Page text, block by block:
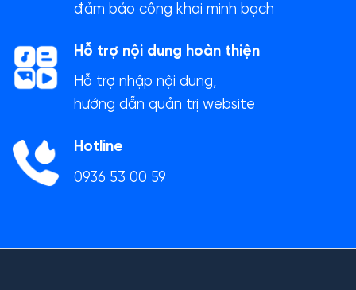
đảm bảo công khai minh bạch
Hỗ trợ nội dung hoàn thiện
Hỗ trợ nhập nội dung,
hướng dẫn quản trị website
Hotline
0936 53 00 59